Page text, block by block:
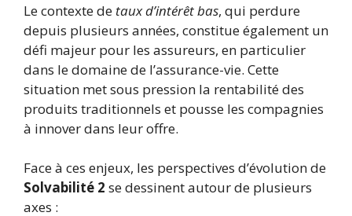
Le contexte de taux d’intérêt bas, qui perdure
depuis plusieurs années, constitue également un
défi majeur pour les assureurs, en particulier
dans le domaine de l’assurance-vie. Cette
situation met sous pression la rentabilité des
produits traditionnels et pousse les compagnies
à innover dans leur offre.
Face à ces enjeux, les perspectives d’évolution de
Solvabilité 2 se dessinent autour de plusieurs
axes :